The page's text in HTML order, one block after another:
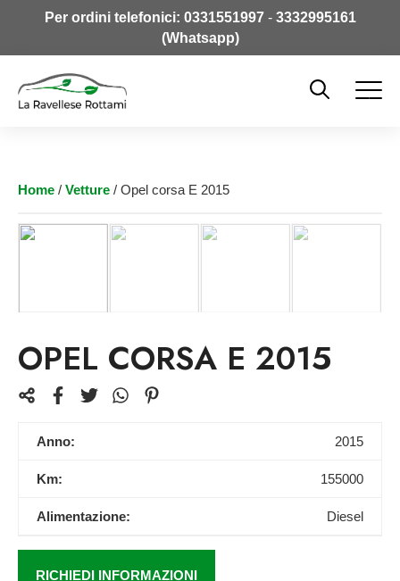
Per ordini telefonici: 0331551997- 3332995161
(Whatsapp)
Home / Vetture / Opel corsa E 2015
OPEL CORSA E 2015
Anno: 2015
Km: 155000
Alimentazione: Diesel
RICHIEDI INFORMAZIONI